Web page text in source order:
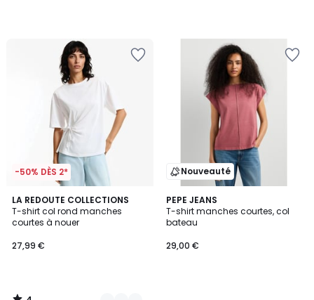
-50% DÈS 2*
LA REDOUTE COLLECTIONS
T-shirt col rond manches
courtes à nouer
27,99 €
4
/
5
2
Couleurs
Nouveauté
PEPE JEANS
T-shirt manches courtes, col
bateau
29,00 €